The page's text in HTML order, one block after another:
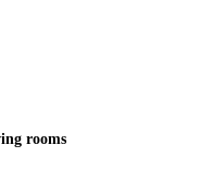
rooms